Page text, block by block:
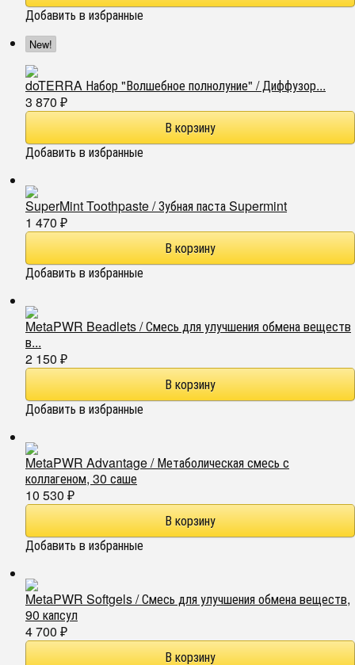
Добавить в избранные
New!
doTERRA Набор "Волшебное полнолуние" / Диффузор...
3 870 ₽
Добавить в избранные
SuperMint Toothpaste / Зубная паста Supermint
1 470 ₽
Добавить в избранные
MetaPWR Beadlets / Смесь для улучшения обмена веществ
в...
2 150 ₽
Добавить в избранные
MetaPWR Advantage / Метаболическая смесь с
коллагеном, 30 саше
10 530 ₽
Добавить в избранные
MetaPWR Softgels / Смесь для улучшения обмена веществ,
90 капсул
4 700 ₽